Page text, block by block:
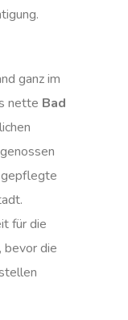
ganz im
nette Bad
gepflegte
für die
bevor die